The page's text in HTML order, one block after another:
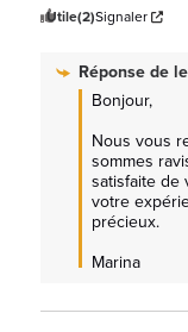
Utile(2)Signaler
Réponse de
Bonjour,
Nous vous
sommes
satisfaite de
votre
précieux.
Marina